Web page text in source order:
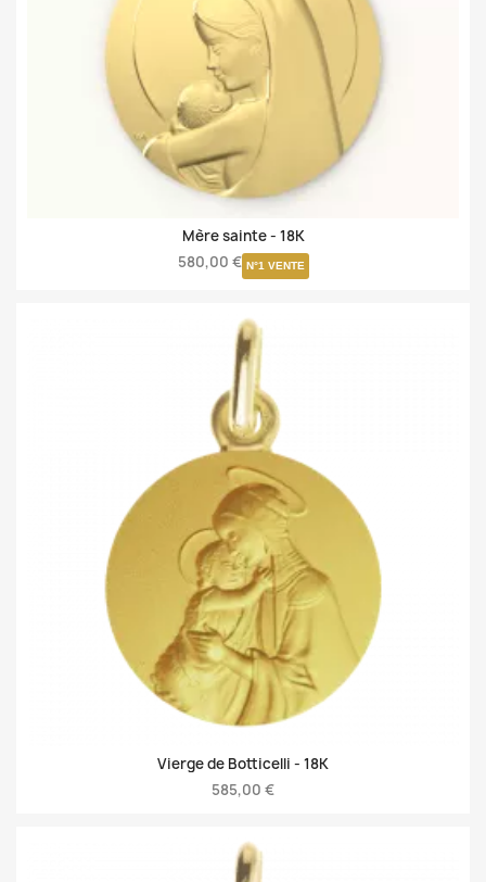
Mère sainte - 18K
580,00 € N°1 VENTE
Vierge de Botticelli - 18K
585,00 €